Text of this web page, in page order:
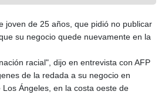
joven de 25 años, que pidió no publicar
su negocio quede nuevamente en la
racial", dijo en entrevista con AFP
de la redada a su negocio en
Ángeles, en la costa oeste de